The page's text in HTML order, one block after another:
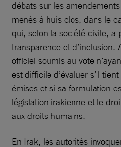
débats sur les
menés à huis clos, dans le
qui, selon la société civile, a
transparence et d’inclusion.
officiel soumis au vote
est difficile d’évaluer s’il
émises et si sa formulation
législation irakienne et le
aux droits humains.
En Irak, les autorités